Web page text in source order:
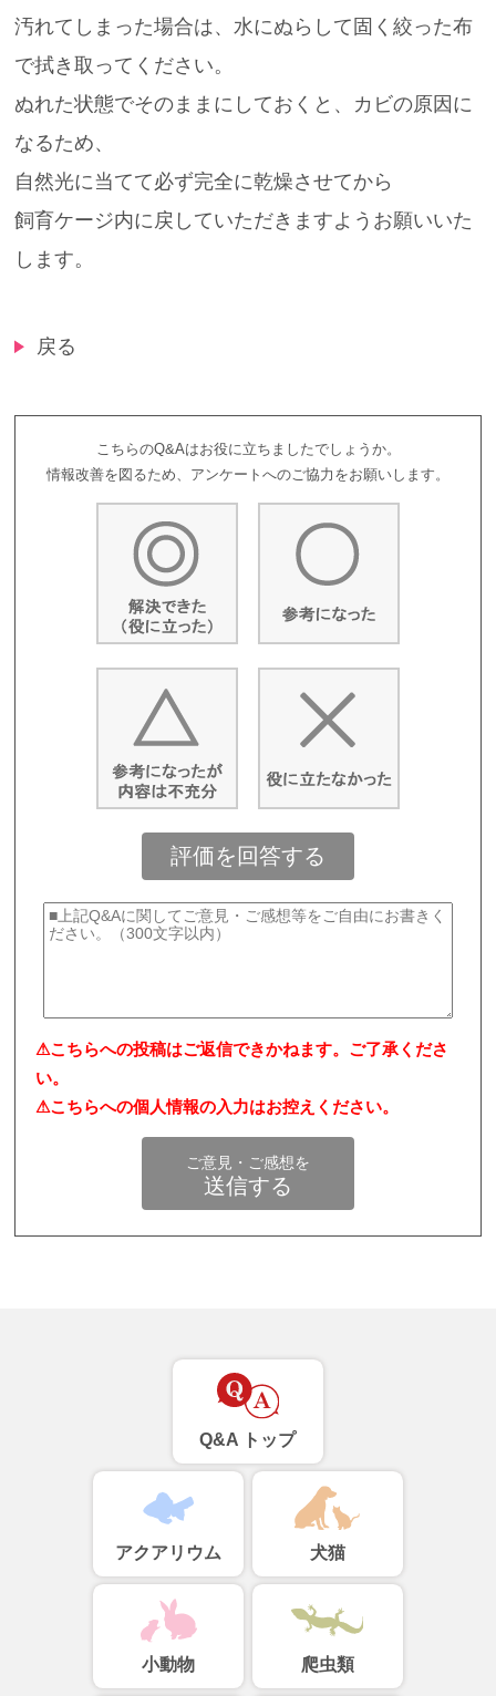
汚れてしまった場合は、水にぬらして固く絞った布
で拭き取ってください。
ぬれた状態でそのままにしておくと、カビの原因に
なるため、
自然光に当てて必ず完全に乾燥させてから
飼育ケージ内に戻していただきますようお願いいた
します。
戻る
こちらのQ&Aはお役に立ちましたでしょうか。
情報改善を図るため、アンケートへのご協力をお願いします。
評価を回答する
⚠こちらへの投稿はご返信できかねます。ご了承くださ
い。
⚠こちらへの個人情報の入力はお控えください。
ご意見・ご感想を
送信する
Q&A トップ
アクアリウム 犬猫
小動物 爬虫類